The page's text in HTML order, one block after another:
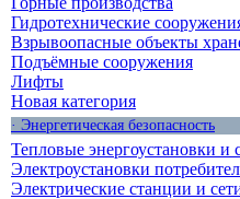
Гидротехнические
Взрывоопасные объекты
Подъёмные сооружения
Лифты
Новая категория
· Энергетическая безопасность
Тепловые энергоустановки и
Электроустановки
Электрические станции и